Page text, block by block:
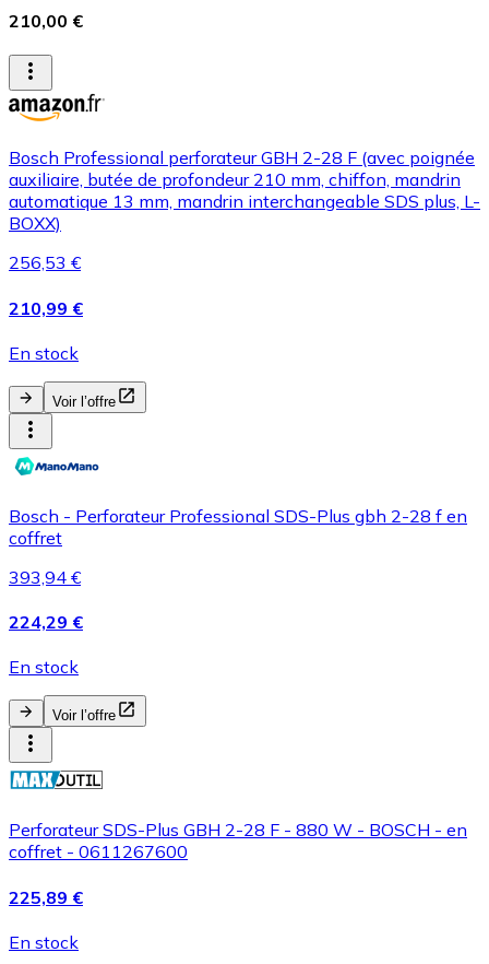
210,00 €
Bosch Professional perforateur GBH 2-28 F (avec poignée
auxiliaire, butée de profondeur 210 mm, chiffon, mandrin
automatique 13 mm, mandrin interchangeable SDS plus, L-
BOXX)
256,53 €
210,99 €
En stock
Voir l’offre
Bosch - Perforateur Professional SDS-Plus gbh 2-28 f en
coffret
393,94 €
224,29 €
En stock
Voir l’offre
Perforateur SDS-Plus GBH 2-28 F - 880 W - BOSCH - en
coffret - 0611267600
225,89 €
En stock